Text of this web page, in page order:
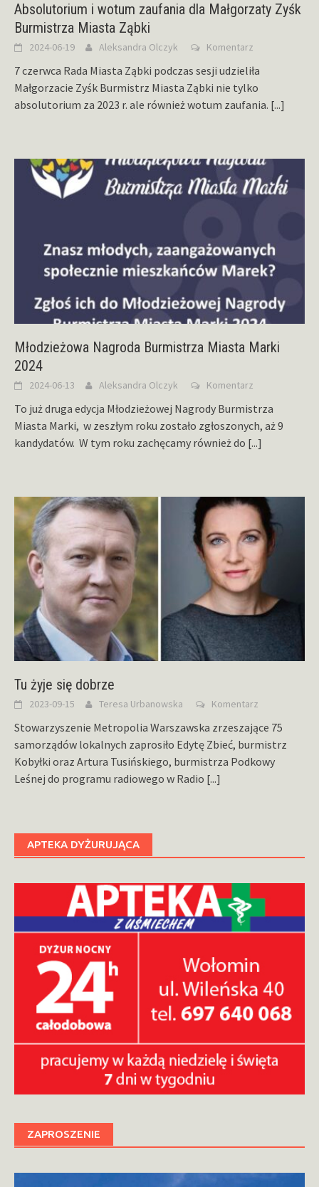
Absolutorium i wotum zaufania dla Małgorzaty Zyśk
Burmistrza Miasta Ząbki
2024-06-19 Aleksandra Olczyk Komentarz
7 czerwca Rada Miasta Ząbki podczas sesji udzieliła
Małgorzacie Zyśk Burmistrz Miasta Ząbki nie tylko
absolutorium za 2023 r. ale również wotum zaufania. [...]
Młodzieżowa Nagroda Burmistrza Miasta Marki
2024
2024-06-13 Aleksandra Olczyk Komentarz
To już druga edycja Młodzieżowej Nagrody Burmistrza
Miasta Marki, w zeszłym roku zostało zgłoszonych, aż 9
kandydatów. W tym roku zachęcamy również do [...]
Tu żyje się dobrze
2023-09-15 Teresa Urbanowska Komentarz
Stowarzyszenie Metropolia Warszawska zrzeszające 75
samorządów lokalnych zaprosiło Edytę Zbieć, burmistrz
Kobyłki oraz Artura Tusińskiego, burmistrza Podkowy
Leśnej do programu radiowego w Radio [...]
APTEKA DYŻURUJĄCA
ZAPROSZENIE